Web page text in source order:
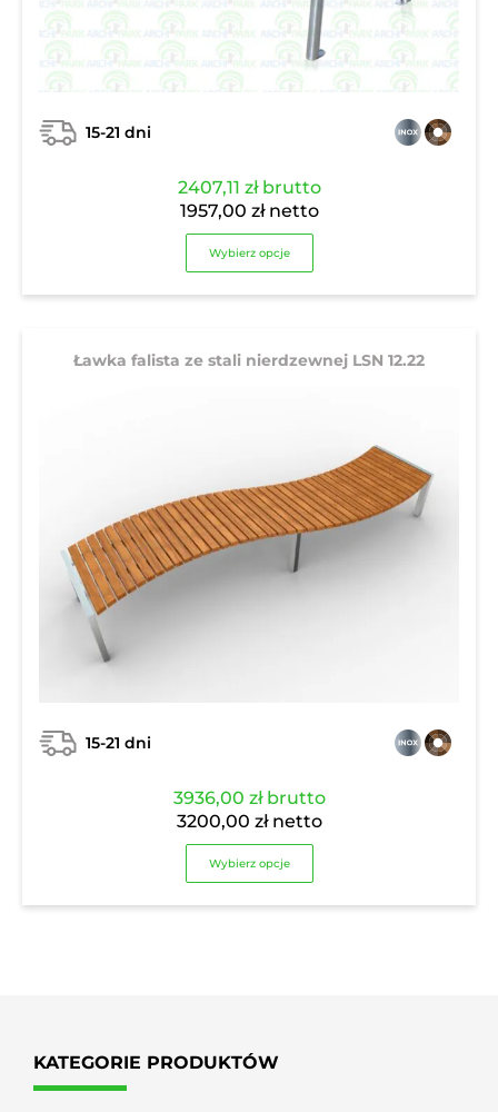
15-21 dni
2407,11 złbrutto
1957,00 złnetto
Wybierz opcje
Ławka falista ze stali nierdzewnej LSN 12.22
15-21 dni
3936,00 złbrutto
3200,00 złnetto
Wybierz opcje
KATEGORIE PRODUKTÓW